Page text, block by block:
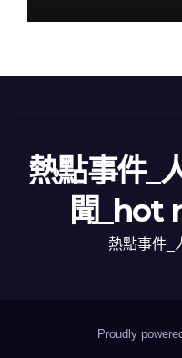
熱點事件_
聞_hot
熱點事件_
Proudly